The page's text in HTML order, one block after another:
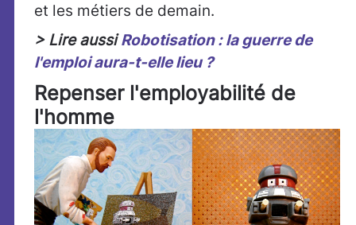
et les métiers de demain.
> Lire aussiRobotisation : la guerre de
l'emploi aura-t-elle lieu ?
Repenser l'employabilité de
l'homme